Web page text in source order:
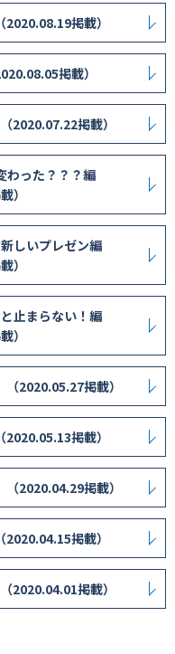
掲載）
掲載）
掲載）
わった？？？編
）
しいプレゼン編
）
止まらない！編
）
2020.05.27掲載）
掲載）
2020.04.29掲載）
掲載）
掲載）